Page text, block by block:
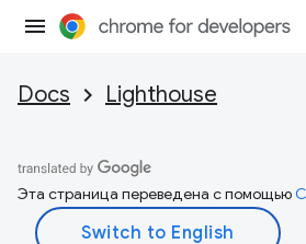
Docs Lighthouse
Эта страница переведена с помощью